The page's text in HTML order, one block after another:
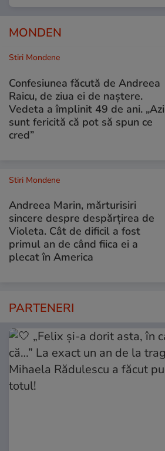
MONDEN
Stiri Mondene
Confesiunea făcută de Andreea
Raicu, de ziua ei de naștere.
Vedeta a împlinit 49 de ani. „Azi
sunt fericită că pot să spun ce
cred”
Stiri Mondene
Andreea Marin, mărturisiri
sincere despre despărțirea de
Violeta. Cât de dificil a fost
primul an de când fiica ei a
plecat în America
PARTENERI